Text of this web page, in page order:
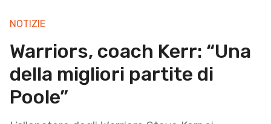
NOTIZIE
Warriors, coach Kerr: “Una
della migliori partite di
Poole”